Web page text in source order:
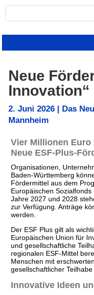
Neue
Innovation“
2. Juni 2026 | Das
Mannheim
Vier Millionen
Neue ESF-Plus-
Organisationen,
Baden-Württemberg
Fördermittel aus dem
Europäischen
Jahre 2027 und 2028
zur Verfügung. Anträge
werden.
Der ESF Plus gilt als
Europäischen Union für
und gesellschaftliche
regionalen ESF-Mittel
Menschen mit
gesellschaftlicher Teilhabe
Innovative Ideen